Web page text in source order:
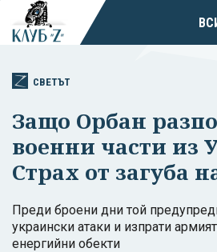
СВЕТЪТ
Защо Орбан
военни части из
Страх от загуба
Преди броени дни той
украински атаки и изпрати
енергийни обекти